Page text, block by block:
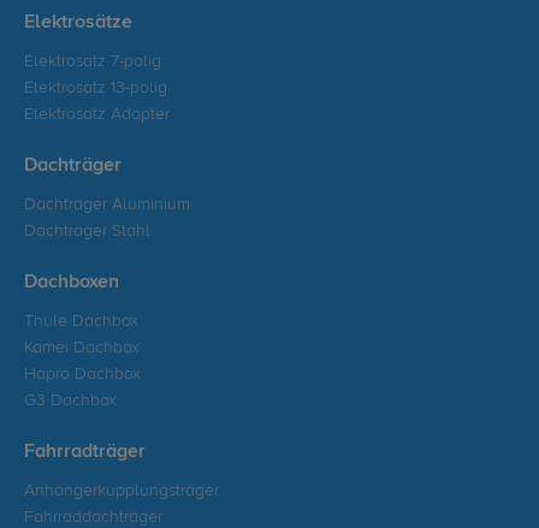
Elektrosätze
Elektrosatz 7-polig
Elektrosatz 13-polig
Elektrosatz Adapter
Dachträger
Dachträger Aluminium
Dachträger Stahl
Dachboxen
Thule Dachbox
Kamei Dachbox
Hapro Dachbox
G3 Dachbox
Fahrradträger
Anhängerkupplungsträger
Fahrraddachträger